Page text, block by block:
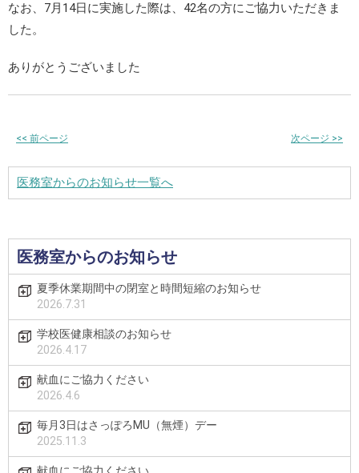
なお、7月14日に実施した際は、42名の方にご協力いただきま
した。
ありがとうございました
<< 前ページ 次ページ >>
医務室からのお知らせ一覧へ
医務室からのお知らせ
夏季休業期間中の閉室と時間短縮のお知らせ
2026.7.31
学校医健康相談のお知らせ
2026.4.17
献血にご協力ください
2026.4.6
毎月3日はさっぽろMU（無煙）デー
2025.11.3